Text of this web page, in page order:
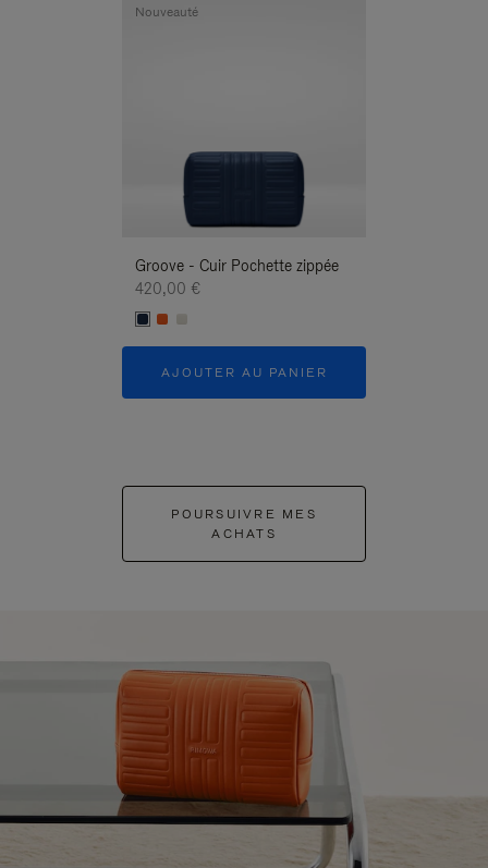
Groove - Cuir Pochette zippée
420,00 €
AJOUTER AU PANIER
Nouveauté
POURSUIVRE MES
ACHATS